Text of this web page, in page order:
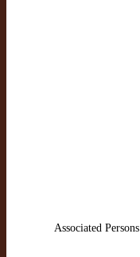
Associated Persons